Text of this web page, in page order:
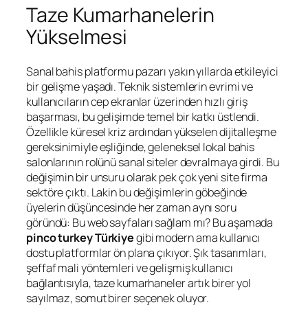
Taze Kumarhanelerin
Yükselmesi
Sanal bahis platformu pazarı yakın yıllarda etkileyici
bir gelişme yaşadı. Teknik sistemlerin evrimi ve
kullanıcıların cep ekranlar üzerinden hızlı giriş
başarması, bu gelişimde temel bir katkı üstlendi.
Özellikle küresel kriz ardından yükselen dijitalleşme
gereksinimiyle eşliğinde, geleneksel lokal bahis
salonlarının rolünü sanal siteler devralmaya girdi. Bu
değişimin bir unsuru olarak pek çok yeni site firma
sektöre çıktı. Lakin bu değişimlerin göbeğinde
üyelerin düşüncesinde her zaman aynı soru
göründü: Bu web sayfaları sağlam mı? Bu aşamada
pinco turkey Türkiyegibi modern ama kullanıcı
dostu platformlar ön plana çıkıyor. Şık tasarımları,
şeffaf mali yöntemleri ve gelişmiş kullanıcı
bağlantısıyla, taze kumarhaneler artık birer yol
sayılmaz, somut birer seçenek oluyor.